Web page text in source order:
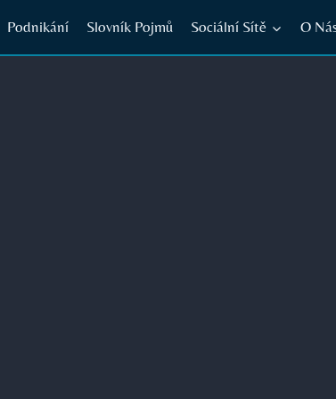
Podnikání Slovník Pojmů Sociální Sítě O